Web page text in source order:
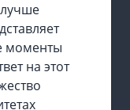
моменты
на этот